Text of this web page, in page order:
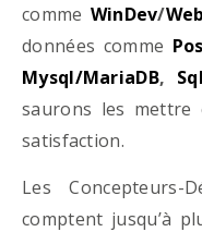
comme WinDev/
données comme
Mysql/MariaDB,
saurons les
satisfaction.
Les Concepteurs-
comptent jusqu’à